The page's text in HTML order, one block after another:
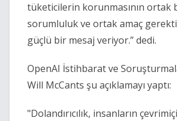
tüketicilerin korunmasının ortak
sorumluluk ve ortak amaç
güçlü bir mesaj veriyor.” dedi.
OpenAI İstihbarat ve
Will McCants şu açıklamayı yaptı:
"Dolandırıcılık, insanların